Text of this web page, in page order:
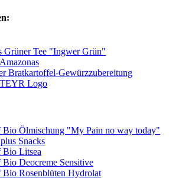
Grüner Tee "Ingwer Grün"
Bratkartoffel-Gewürzzubereitung
Logo
Bio Ölmischung "My Pain no way today"
Snacks
Bio Litsea
Deocreme Sensitive
Rosenblüten Hydrolat